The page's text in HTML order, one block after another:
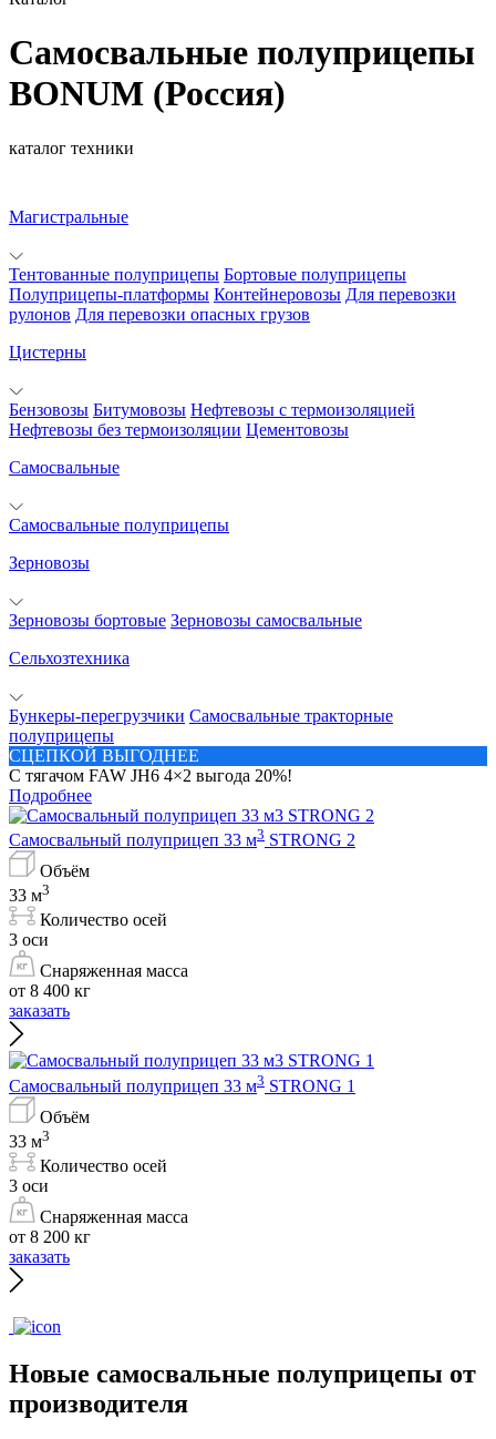
Самосвальные полуприцепы
BONUM (Россия)
каталог техники
Магистральные
Тентованные полуприцепы Бортовые полуприцепы
Полуприцепы-платформы Контейнеровозы Для перевозки
рулонов Для перевозки опасных грузов
Цистерны
Бензовозы Битумовозы Нефтевозы с термоизоляцией
Нефтевозы без термоизоляции Цементовозы
Самосвальные
Самосвальные полуприцепы
Зерновозы
Зерновозы бортовые Зерновозы самосвальные
Сельхозтехника
Бункеры-перегрузчики Самосвальные тракторные
полуприцепы
СЦЕПКОЙ ВЫГОДНЕЕ
С тягачом FAW JH6 4×2 выгода 20%!
Подробнее
Самосвальный полуприцеп 33 м3 STRONG 2
Объём
33 м3
Количество осей
3 оси
Снаряженная масса
от 8 400 кг
заказать
Самосвальный полуприцеп 33 м3 STRONG 1
Объём
33 м3
Количество осей
3 оси
Снаряженная масса
от 8 200 кг
заказать
Новые самосвальные полуприцепы от
производителя